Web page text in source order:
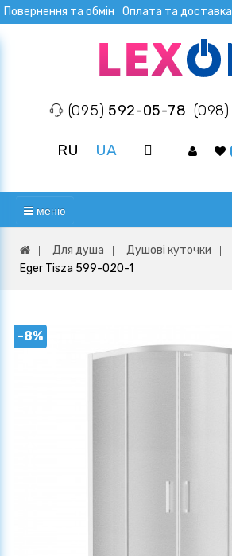
Повернення та обмін Оплата та доставка
(095) 592-05-78 (098)
RU UA
меню
Для душа Душові куточки
Eger Tisza 599-020-1
-8%